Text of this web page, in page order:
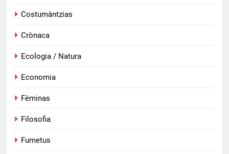
Costumàntzias
Crònaca
Ecologia / Natura
Economia
Fèminas
Filosofia
Fumetus